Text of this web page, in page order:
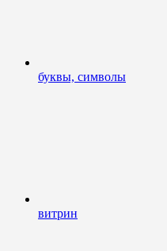
буквы, символы
витрин